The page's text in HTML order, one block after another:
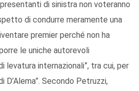
di sinistra non voteranno
di condurre meramente una
premier perché non ha
le uniche autorevoli
levatura internazionali”, tra cui, per
D’Alema”. Secondo Petruzzi,